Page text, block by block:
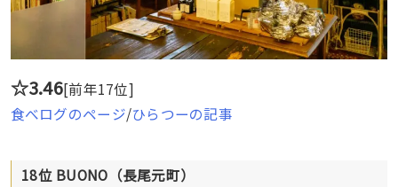
☆3.46[前年17位]
食べログのページ/ひらつーの記事
18位 BUONO（長尾元町）